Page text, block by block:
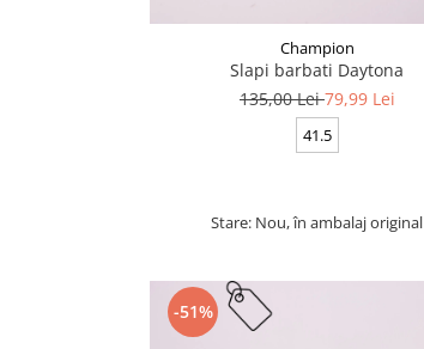
Champion
Slapi barbati Daytona
135,00 Lei79,99 Lei
41.5
Stare: Nou, în ambalaj original
-51%